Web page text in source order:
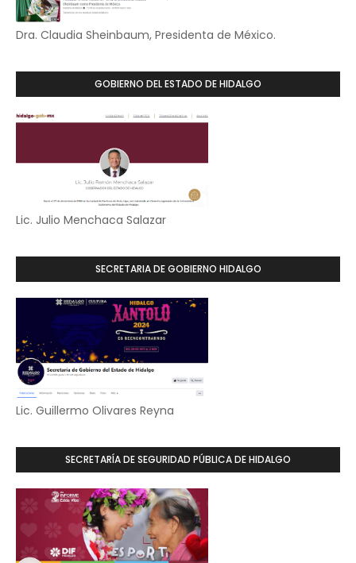
Dra. Claudia Sheinbaum, Presidenta de México.
GOBIERNO DEL ESTADO DE HIDALGO
Lic. Julio Menchaca Salazar
SECRETARIA DE GOBIERNO HIDALGO
Lic. Guillermo Olivares Reyna
SECRETARÍA DE SEGURIDAD PÚBLICA DE HIDALGO